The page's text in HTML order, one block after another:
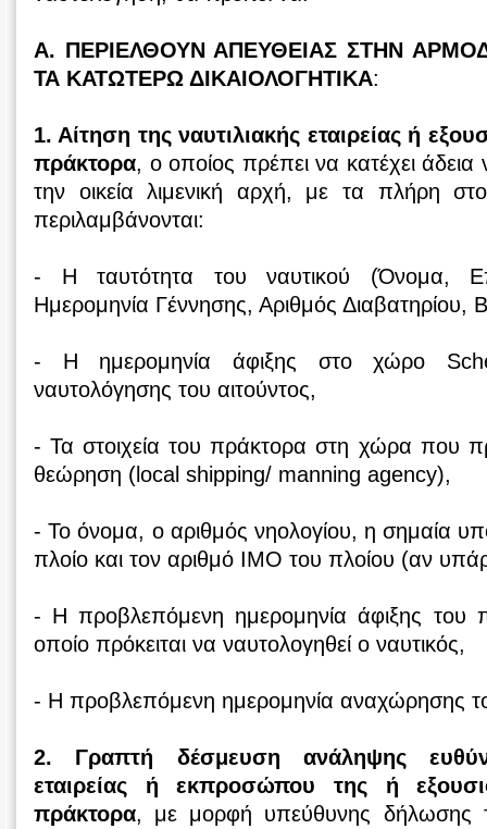
Α. ΠΕΡΙΕΛΘΟΥΝ ΑΠΕΥΘΕΙΑΣ ΣΤΗΝ
ΤΑ ΚΑΤΩΤΕΡΩ ΔΙΚΑΙΟΛΟΓΗΤΙΚΑ:
1. Αίτηση της ναυτιλιακής εταιρείας ή
πράκτορα, ο οποίος πρέπει να κατέχει
την οικεία λιμενική αρχή, με τα πλήρη
περιλαμβάνονται:
- Η ταυτότητα του ναυτικού (Όνομα,
Ημερομηνία Γέννησης, Αριθμός Διαβατηρίου,
- Η ημερομηνία άφιξης στο χώρο
ναυτολόγησης του αιτούντος,
- Τα στοιχεία του πράκτορα στη χώρα που
θεώρηση (local shipping/ manning agency),
- Το όνομα, ο αριθμός νηολογίου, η σημαία
πλοίο και τον αριθμό IMO του πλοίου (αν
- Η προβλεπόμενη ημερομηνία άφιξης του
οποίο πρόκειται να ναυτολογηθεί ο ναυτικός,
- Η προβλεπόμενη ημερομηνία αναχώρησης
2. Γραπτή δέσμευση ανάληψης
εταιρείας ή εκπροσώπου της ή
πράκτορα, με μορφή υπεύθυνης δήλωσης